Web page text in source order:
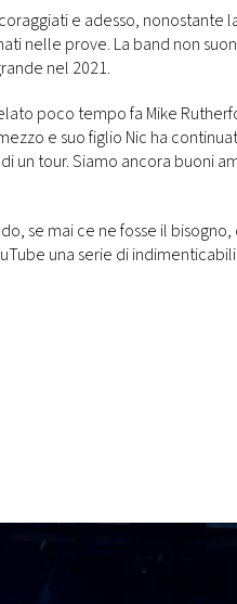
e adesso, nonostante
nelle prove. La band non
nel 2021.
poco tempo fa Mike
e suo figlio Nic ha
un tour. Siamo ancora buoni
se mai ce ne fosse il bisogno,
una serie di